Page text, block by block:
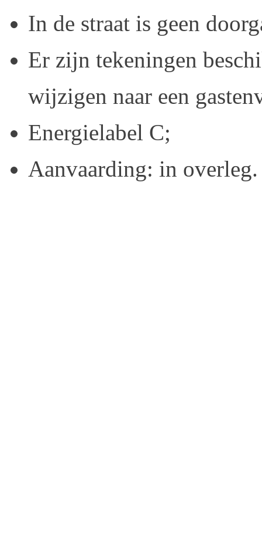
In de straat is geen
Er zijn tekeningen
wijzigen naar een
Energielabel C;
Aanvaarding: in overleg.